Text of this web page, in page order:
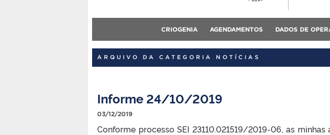
CRIOGENIA AGENDAMENTOS DADOS DE
ARQUIVO DA CATEGORIA NOTÍCIAS
Informe 24/10/2019
03/12/2019
Conforme processo SEI 23110.021519/2019-06, as